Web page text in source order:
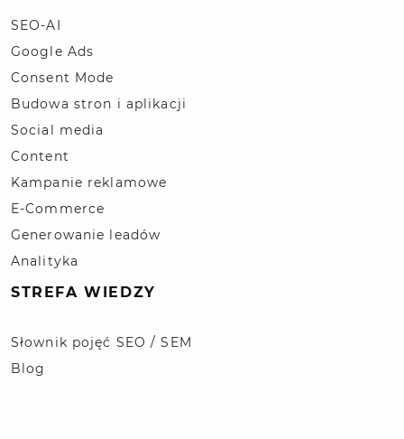
SEO-AI
Google Ads
Consent Mode
Budowa stron i aplikacji
Social media
Content
Kampanie reklamowe
E-Commerce
Generowanie leadów
Analityka
STREFA WIEDZY
Słownik pojęć SEO / SEM
Blog